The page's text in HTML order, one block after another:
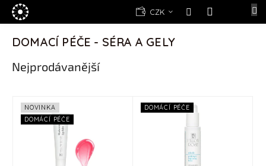
Přejít
obsah
CZK
NÁKUPNÍ
E-
shop
Rose
Alexandria
Professional
DOMACÍ PÉČE - SÉRA A GELY
Nejprodávanější
NOVINKA
DOMÁCÍ PÉČE
DOMÁCÍ PÉČE